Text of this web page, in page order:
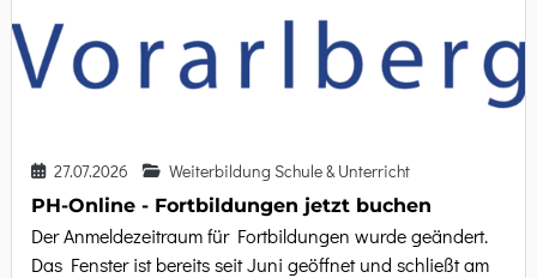
27.07.2026
Weiterbildung Schule & Unterricht
PH-Online - Fortbildungen jetzt buchen
Der Anmeldezeitraum für Fortbildungen wurde geändert.
Das Fenster ist bereits seit Juni geöffnet und schließt am